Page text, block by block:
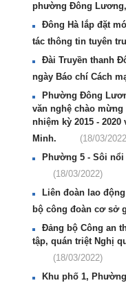
phường Đông
Đông Hà lắp đặt
tác thông tin tuyên
Đài Truyền thanh
ngày Báo chí Cách
Phường Đông
văn nghệ chào
nhiệm kỳ 2015 -
Minh.
(18/03/
Phường 5 - Sôi
(18/03/2022)
Liên đoàn lao
bộ công đoàn cơ sở
Đảng bộ Công an
tập, quán triệt Nghị
(18/03/2022)
Khu phố 1,